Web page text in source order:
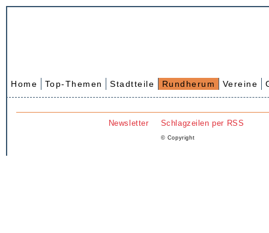
Home Top-Themen Stadtteile Rundherum Vereine
Newsletter Schlagzeilen per RSS
© Copyright